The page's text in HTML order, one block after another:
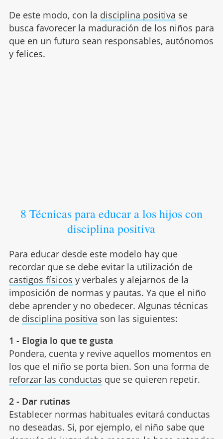
De este modo, con la disciplina positiva se
busca favorecer la maduración de los niños para
que en un futuro sean responsables, autónomos
y felices.
8 Técnicas para educar a los hijos con
disciplina positiva
Para educar desde este modelo hay que
recordar que se debe evitar la utilización de
castigos físicos y verbales y alejarnos de la
imposición de normas y pautas. Ya que el niño
debe aprender y no obedecer. Algunas técnicas
de disciplina positiva son las siguientes:
1 - Elogia lo que te gusta
Pondera, cuenta y revive aquellos momentos en
los que el niño se porta bien. Son una forma de
reforzar las conductas que se quieren repetir.
2 - Dar rutinas
Establecer normas habituales evitará conductas
no deseadas. Si, por ejemplo, el niño sabe que